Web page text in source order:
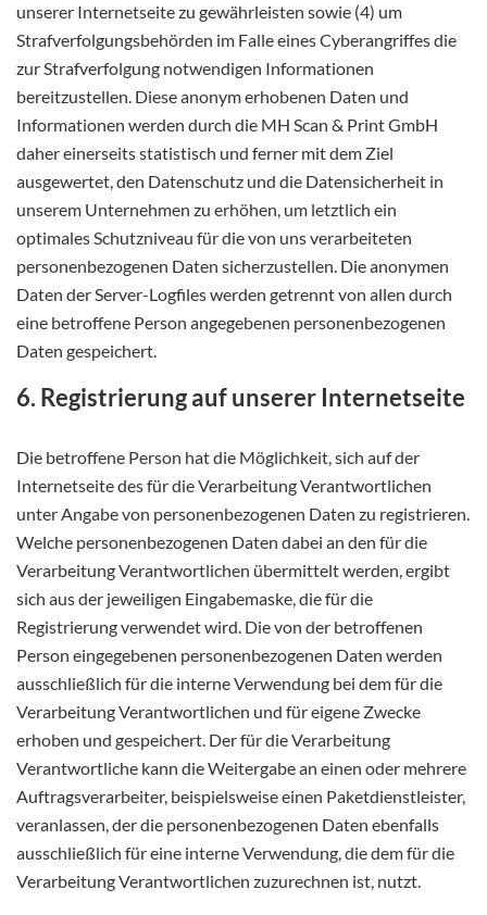
unserer Internetseite zu gewährleisten sowie (4) um
Strafverfolgungsbehörden im Falle eines Cyberangriffes die
zur Strafverfolgung notwendigen Informationen
bereitzustellen. Diese anonym erhobenen Daten und
Informationen werden durch die MH Scan & Print GmbH
daher einerseits statistisch und ferner mit dem Ziel
ausgewertet, den Datenschutz und die Datensicherheit in
unserem Unternehmen zu erhöhen, um letztlich ein
optimales Schutzniveau für die von uns verarbeiteten
personenbezogenen Daten sicherzustellen. Die anonymen
Daten der Server-Logfiles werden getrennt von allen durch
eine betroffene Person angegebenen personenbezogenen
Daten gespeichert.
6. Registrierung auf unserer Internetseite
Die betroffene Person hat die Möglichkeit, sich auf der
Internetseite des für die Verarbeitung Verantwortlichen
unter Angabe von personenbezogenen Daten zu registrieren.
Welche personenbezogenen Daten dabei an den für die
Verarbeitung Verantwortlichen übermittelt werden, ergibt
sich aus der jeweiligen Eingabemaske, die für die
Registrierung verwendet wird. Die von der betroffenen
Person eingegebenen personenbezogenen Daten werden
ausschließlich für die interne Verwendung bei dem für die
Verarbeitung Verantwortlichen und für eigene Zwecke
erhoben und gespeichert. Der für die Verarbeitung
Verantwortliche kann die Weitergabe an einen oder mehrere
Auftragsverarbeiter, beispielsweise einen Paketdienstleister,
veranlassen, der die personenbezogenen Daten ebenfalls
ausschließlich für eine interne Verwendung, die dem für die
Verarbeitung Verantwortlichen zuzurechnen ist, nutzt.